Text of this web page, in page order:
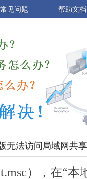
常见问题 帮助文档
无法访问局域网共享
），在“